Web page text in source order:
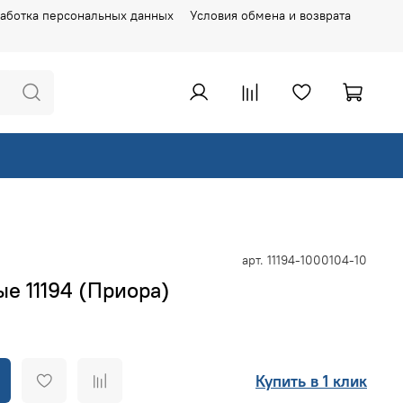
персональных данных Условия обмена и возврата
арт. 11194-1000104-10
11194 (Приора)
Купить в 1 клик